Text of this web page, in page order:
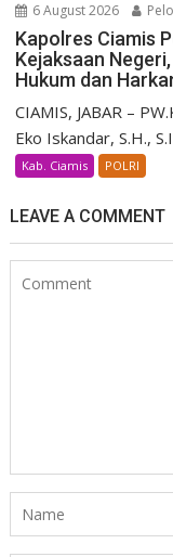
6 August 2026
Kapolres Ciamis
Kejaksaan
Hukum dan
CIAMIS, JABAR –
Eko Iskandar, S.H.,
Kab. Ciamis POLRI
LEAVE A COMMENT